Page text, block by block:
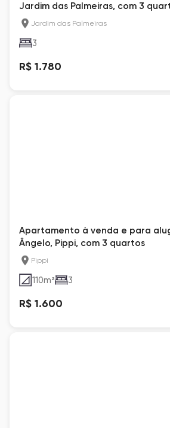
Jardim das Palmeiras, com 3
Jardim das Palmeiras
3
R$ 1.780
Apartamento à venda e para
Ângelo, Pippi, com 3 quartos
Pippi
110m² 3
R$ 1.600